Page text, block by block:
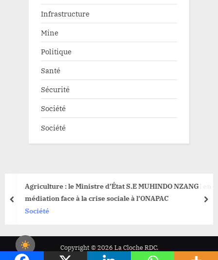
Infrastructure
Mine
Politique
Santé
Sécurité
Société
Société
Agriculture : le Ministre d’État S.E MUHINDO NZANGI en
médiation face à la crise sociale à l’ONAPAC
Société
prev
Copyright © 2026 La Cloche RDC.